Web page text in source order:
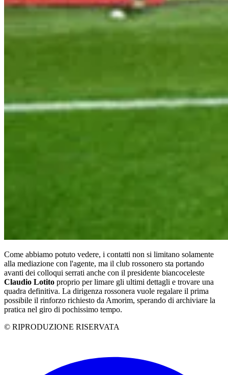
Come abbiamo potuto vedere, i contatti non si limitano solamente
alla mediazione con l'agente, ma il club rossonero sta portando
avanti dei colloqui serrati anche con il presidente biancoceleste
Claudio Lotito proprio per limare gli ultimi dettagli e trovare una
quadra definitiva. La dirigenza rossonera vuole regalare il prima
possibile il rinforzo richiesto da Amorim, sperando di archiviare la
pratica nel giro di pochissimo tempo.
© RIPRODUZIONE RISERVATA